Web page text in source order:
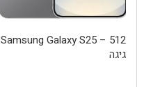
Samsung Galaxy S25 – 512
גיגה